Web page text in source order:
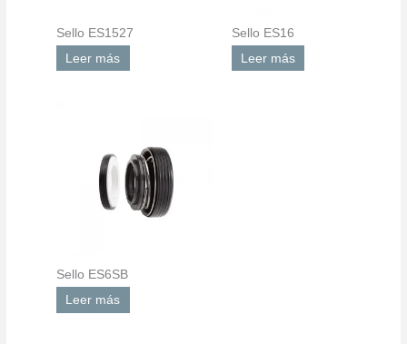
Sello ES1527
Leer más
Sello ES16
Leer más
Sello ES6SB
Leer más